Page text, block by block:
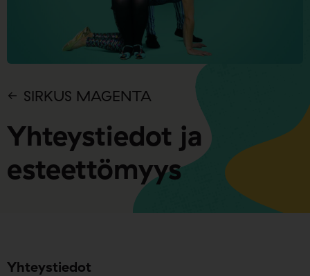
SIRKUS MAGENTA
Yhteystiedot ja
esteettömyys
Yhteystiedot